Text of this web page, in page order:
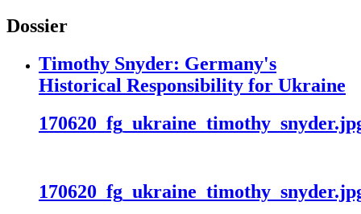
Dossier
Timothy Snyder: Germany's
Historical Responsibility for Ukraine